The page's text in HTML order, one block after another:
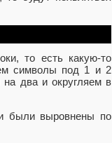
то есть какую-то
символы под 1 и 2
на два и округляем в
были выровнены по